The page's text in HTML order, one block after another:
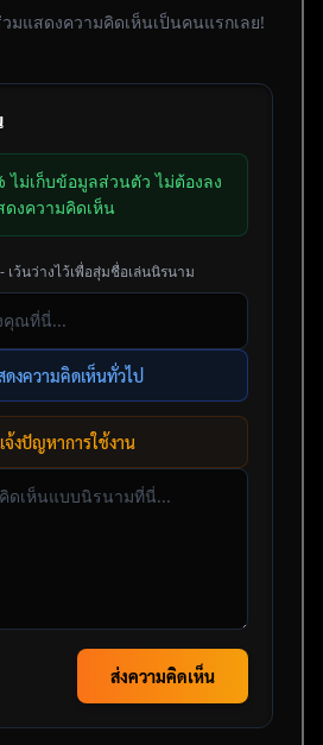
มแสดงความคิดเห็นเป็นคนแรกเลย!
ไม่เก็บข้อมูลส่วนตัว ไม่ต้องลง
งความคิดเห็น
เว้นว่างไว้เพื่อสุ่มชื่อเล่นนิรนาม
ดงความคิดเห็นทั่วไป
จ้งปัญหาการใช้งาน
ส่งความคิดเห็น